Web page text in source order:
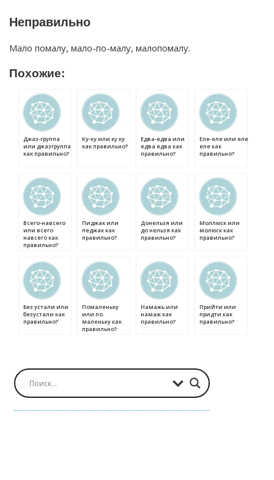
Неправильно
Мало помалу, мало-по-малу, малопомалу.
Похожие:
Джаз-группа
или джазгруппа
как правильно?
Ку-ку или ку ку
как правильно?
Едва-едва или
едва едва как
правильно?
Еле-еле или еле
еле как
правильно?
Всего-навсего
или всего
навсего как
правильно?
Пиджак или
педжак как
правильно?
Донельзя или
до нельзя как
правильно?
Моллюск или
молюск как
правильно?
Без устали или
безустали как
правильно?
Помаленьку
или по
маленьку как
правильно?
Намажь или
намаж как
правильно?
Прийти или
придти как
правильно?